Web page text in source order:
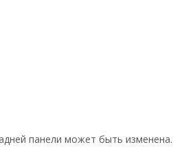
панели может быть изменена.